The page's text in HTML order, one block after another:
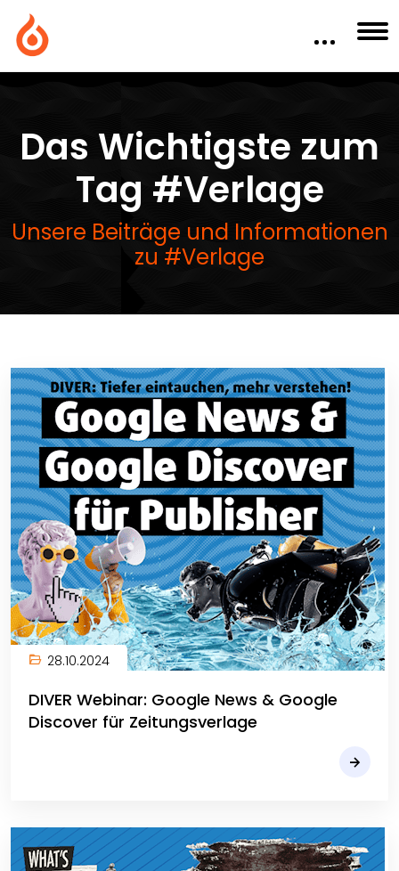
Das Wichtigste zum
Tag #Verlage
Unsere Beiträge und Informationen
zu #Verlage
28.10.2024
DIVER Webinar: Google News & Google
Discover für Zeitungsverlage